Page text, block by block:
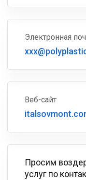
Электронная
Веб-сайт
Просим
услуг по